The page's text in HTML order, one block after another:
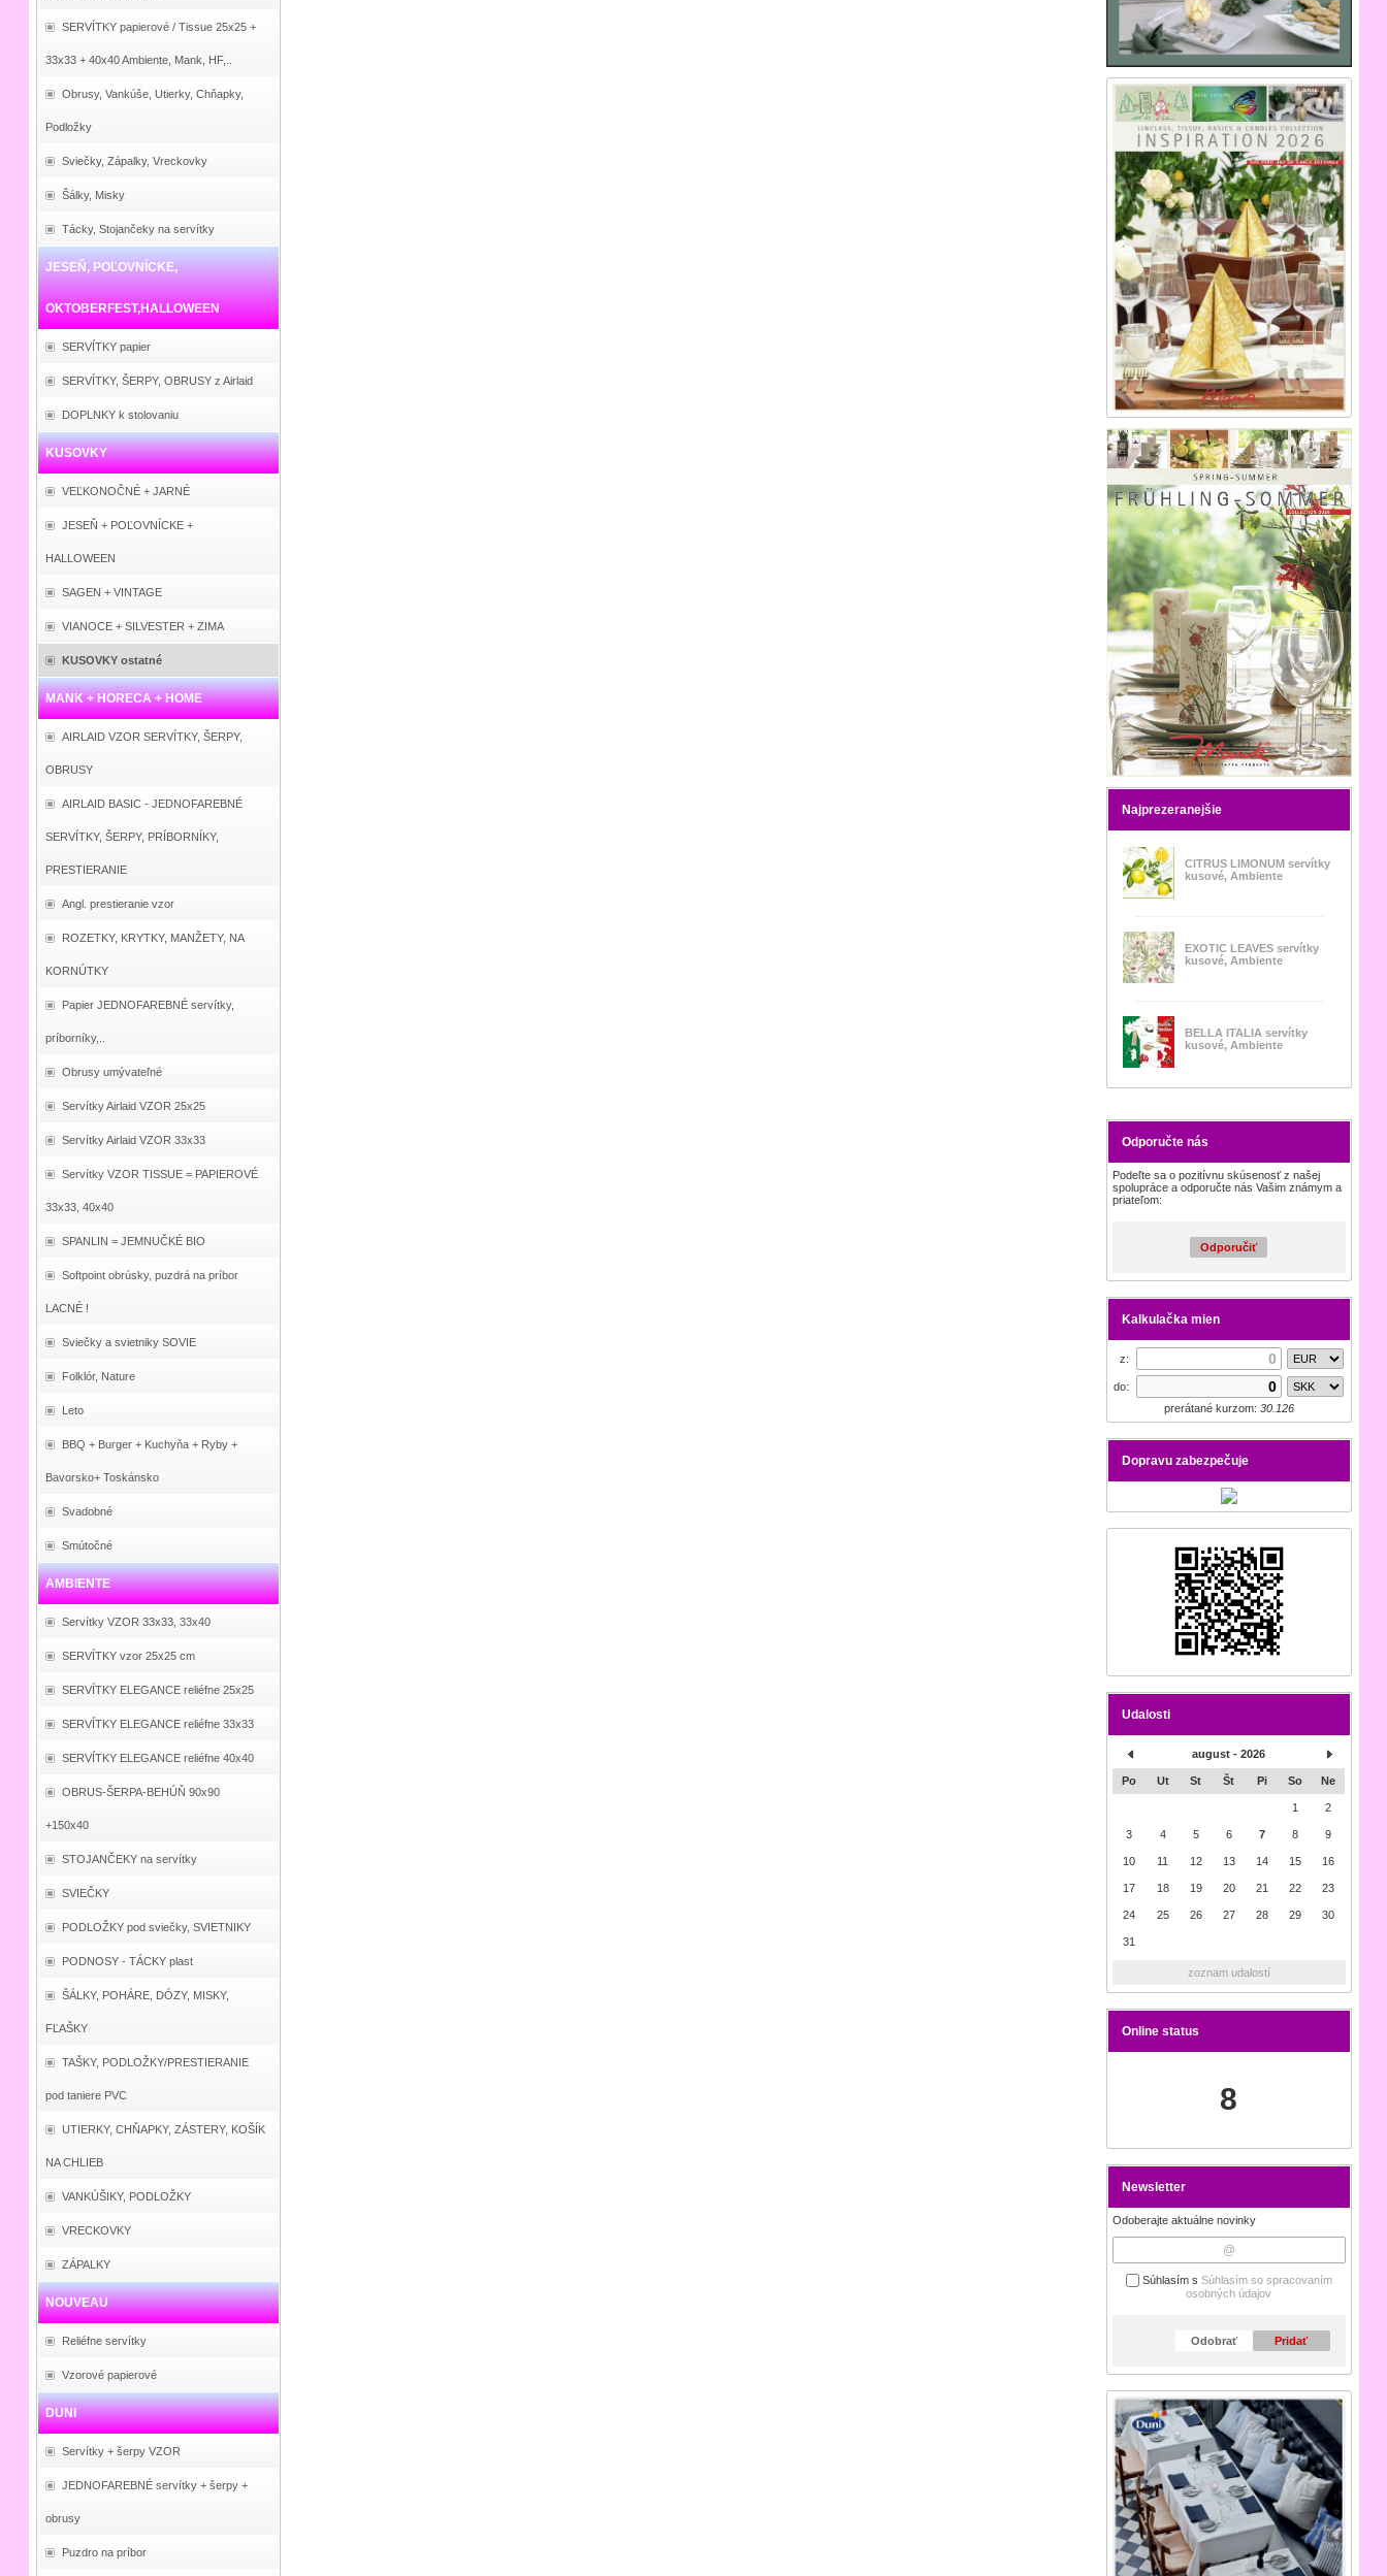
SERVÍTKY papierové / Tissue 25x25 +
33x33 + 40x40 Ambiente, Mank, HF,..
Obrusy, Vankúše, Utierky, Chňapky,
Podložky
Sviečky, Zápalky, Vreckovky
Šálky, Misky
Tácky, Stojančeky na servítky
JESEŇ, POĽOVNÍCKE,
OKTOBERFEST,HALLOWEEN
SERVÍTKY papier
SERVÍTKY, ŠERPY, OBRUSY z Airlaid
DOPLNKY k stolovaniu
KUSOVKY
VEĽKONOČNÉ + JARNÉ
JESEŇ + POĽOVNÍCKE +
HALLOWEEN
SAGEN + VINTAGE
VIANOCE + SILVESTER + ZIMA
KUSOVKY ostatné
MANK + HORECA + HOME
AIRLAID VZOR SERVÍTKY, ŠERPY,
OBRUSY
AIRLAID BASIC - JEDNOFAREBNÉ
SERVÍTKY, ŠERPY, PRÍBORNÍKY,
PRESTIERANIE
Angl. prestieranie vzor
ROZETKY, KRYTKY, MANŽETY, NA
KORNÚTKY
Papier JEDNOFAREBNÉ servítky,
príborníky,..
Obrusy umývateľné
Servítky Airlaid VZOR 25x25
Servítky Airlaid VZOR 33x33
Servítky VZOR TISSUE = PAPIEROVÉ
33x33, 40x40
SPANLIN = JEMNUČKÉ BIO
Softpoint obrúsky, puzdrá na príbor
LACNÉ !
Sviečky a svietniky SOVIE
Folklór, Nature
Leto
BBQ + Burger + Kuchyňa + Ryby +
Bavorsko+ Toskánsko
Svadobné
Smútočné
AMBIENTE
Servítky VZOR 33x33, 33x40
SERVÍTKY vzor 25x25 cm
SERVÍTKY ELEGANCE reliéfne 25x25
SERVÍTKY ELEGANCE reliéfne 33x33
SERVÍTKY ELEGANCE reliéfne 40x40
OBRUS-ŠERPA-BEHÚŇ 90x90
+150x40
STOJANČEKY na servítky
SVIEČKY
PODLOŽKY pod sviečky, SVIETNIKY
PODNOSY - TÁCKY plast
ŠÁLKY, POHÁRE, DÓZY, MISKY,
FĽAŠKY
TAŠKY, PODLOŽKY/PRESTIERANIE
pod taniere PVC
UTIERKY, CHŇAPKY, ZÁSTERY, KOŠÍK
NA CHLIEB
VANKÚŠIKY, PODLOŽKY
VRECKOVKY
ZÁPALKY
NOUVEAU
Reliéfne servítky
Vzorové papierové
DUNI
Servítky + šerpy VZOR
JEDNOFAREBNÉ servítky + šerpy +
obrusy
Puzdro na príbor
Najprezeranejšie
CITRUS LIMONUM servítky
kusové, Ambiente
EXOTIC LEAVES servítky
kusové, Ambiente
BELLA ITALIA servítky
kusové, Ambiente
Odporučte nás
Podeľte sa o pozitívnu skúsenosť z našej
spolupráce a odporučte nás Vašim známym a
priateľom:
Odporučiť
Kalkulačka mien
z:
do:
prerátané kurzom: 30.126
Dopravu zabezpečuje
Udalosti
august - 2026
Po Ut St Št Pi So Ne
1 2
3 4 5 6 7 8 9
10 11 12 13 14 15 16
17 18 19 20 21 22 23
24 25 26 27 28 29 30
31
zoznam udalostí
Online status
8
Newsletter
Odoberajte aktuálne novinky
Súhlasím s Súhlasím so spracovaním
osobných údajov
Odobrať Pridať